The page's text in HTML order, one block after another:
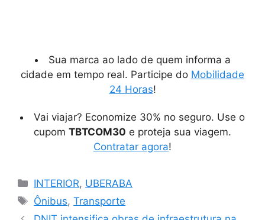
Sua marca ao lado de quem informa a
cidade em tempo real. Participe do Mobilidade
24 Horas!
Vai viajar? Economize 30% no seguro. Use o
cupom TBTCOM30 e proteja sua viagem.
Contratar agora!
Categorias
INTERIOR, UBERABA
Tags
Ônibus,Transporte